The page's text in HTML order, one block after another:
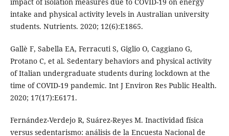
intake and physical activity levels in Australian university
students. Nutrients. 2020; 12(6):E1865.
Gallè F, Sabella EA, Ferracuti S, Giglio O, Caggiano G,
Protano C, et al. Sedentary behaviors and physical activity
of Italian undergraduate students during lockdown at the
time of COVID-19 pandemic. Int J Environ Res Public Health.
2020; 17(17):E6171.
Fernández-Verdejo R, Suárez-Reyes M. Inactividad física
versus sedentarismo: análisis de la Encuesta Nacional de